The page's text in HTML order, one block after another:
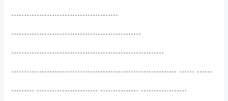
……………………………………
……………………………………………
……………………………………………………
……………………………………………………….. …… ……
……… …………………… …………… ………………